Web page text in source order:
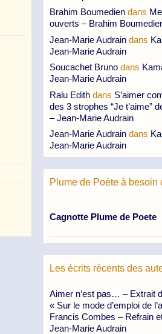
Brahim Boumedien dans
ouverts – Brahim
Jean-Marie Audrain dans
Jean-Marie Audrain
Soucachet Bruno dans
Jean-Marie Audrain
Ralu Edith dans S’aimer
des 3 strophes “Je t’aime”
– Jean-Marie Audrain
Jean-Marie Audrain dans
Jean-Marie Audrain
Plume de Poète à besoin
Cagnotte Plume de Poete
Les écrits récents des
Aimer n’est pas… – Extrait
« Sur le mode d’emploi de
Francis Combes – Refrain
Jean-Marie Audrain